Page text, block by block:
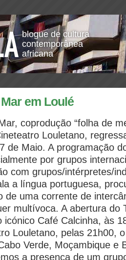
blogue de cultura
contemporânea
africana
em Loulé
coprodução “folha de
Louletano,
de Maio. A programação
por grupos
com grupos/intérpretes/
a língua portuguesa,
de uma corrente de
multívoca. A abertura do
icónico Café Calcinha, às
Louletano, pelas 21h00,
Verde, Moçambique e
a presença de um